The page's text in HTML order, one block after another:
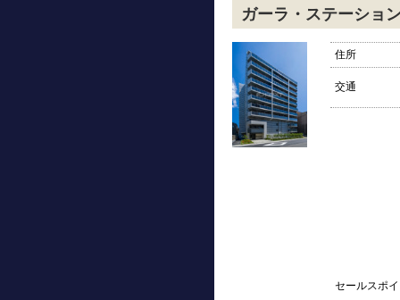
ガーラ・ステーショ
住所
交通
セールスポ